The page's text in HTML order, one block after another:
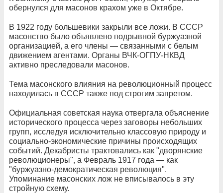
обернулся для масонов крахом уже в Октябре.
В 1922 году большевики закрыли все ложи. В СССР
масонство было объявлено подрывной буржуазной
организацией, а его члены — связанными с белым
движением агентами. Органы ВЧК-ОГПУ-НКВД
активно преследовали масонов.
Тема масонского влияния на революционный процесс
находилась в СССР также под строгим запретом.
Официальная советская наука отвергала объяснение
исторического процесса через заговоры небольших
групп, исследуя исключительно классовую природу и
социально-экономические причины происходящих
событий. Декабристы трактовались как "дворянские
революционеры", а Февраль 1917 года — как
"буржуазно-демократическая революция".
Упоминание масонских лож не вписывалось в эту
стройную схему.